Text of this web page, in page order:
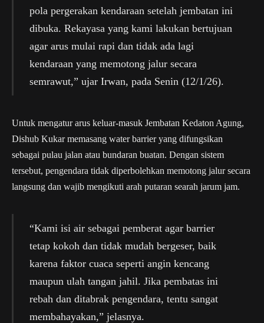
pola pergerakan kendaraan setelah jembatan ini
dibuka. Rekayasa yang kami lakukan bertujuan
agar arus mulai rapi dan tidak ada lagi
kendaraan yang memotong jalur secara
semrawut,” ujar Irwan, pada Senin (12/1/26).
Untuk mengatur arus keluar-masuk Jembatan Kedaton Agung,
Dishub Kukar memasang water barrier yang difungsikan
sebagai pulau jalan atau bundaran buatan. Dengan sistem
tersebut, pengendara tidak diperbolehkan memotong jalur secara
langsung dan wajib mengikuti arah putaran searah jarum jam.
“Kami isi air sebagai pemberat agar barrier
tetap kokoh dan tidak mudah bergeser, baik
karena faktor cuaca seperti angin kencang
maupun ulah tangan jahil. Jika pembatas ini
rebah dan ditabrak pengendara, tentu sangat
membahayakan,” jelasnya.